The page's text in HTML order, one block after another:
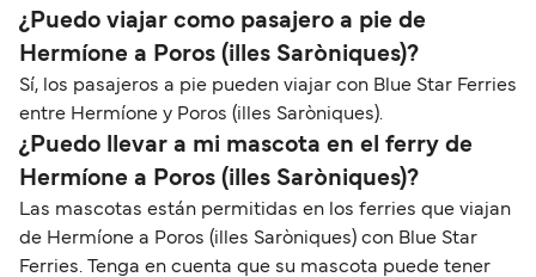
¿Puedo viajar como pasajero a pie de
Hermíone a Poros (illes Saròniques)?
Sí, los pasajeros a pie pueden viajar con Blue Star Ferries
entre Hermíone y Poros (illes Saròniques).
¿Puedo llevar a mi mascota en el ferry de
Hermíone a Poros (illes Saròniques)?
Las mascotas están permitidas en los ferries que viajan
de Hermíone a Poros (illes Saròniques) con Blue Star
Ferries. Tenga en cuenta que su mascota puede tener